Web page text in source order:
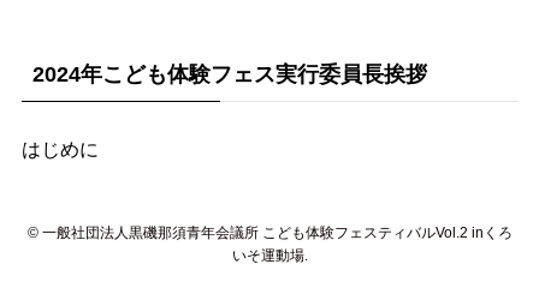
2024年こども体験フェス実行委員長挨拶
はじめに
©一般社団法人黒磯那須青年会議所 こども体験フェスティバルVol.2 inくろ
いそ運動場.